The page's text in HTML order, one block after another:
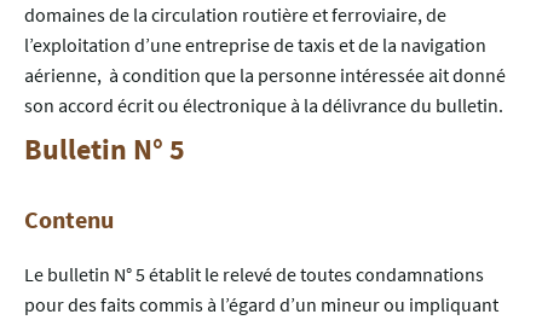
domaines de la circulation routière et ferroviaire, de
l’exploitation d’une entreprise de taxis et de la navigation
aérienne, à condition que la personne intéressée ait donné
son accord écrit ou électronique à la délivrance du bulletin.
Bulletin N° 5
Contenu
Le bulletin N° 5 établit le relevé de toutes condamnations
pour des faits commis à l’égard d’un mineur ou impliquant